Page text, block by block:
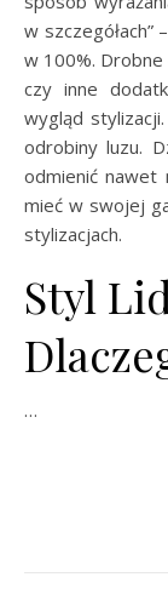
w
w 100%.
czy inne
wygląd
odrobiny luzu.
odmienić
mieć w swojej
stylizacjach.
Styl
…